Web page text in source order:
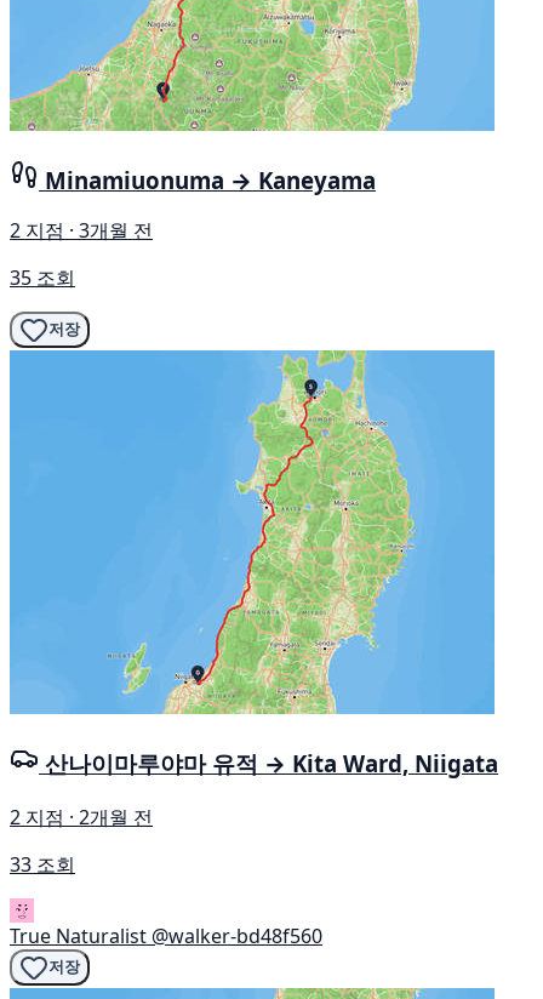
Minamiuonuma → Kaneyama
2 지점 · 3개월 전
35 조회
저장
산나이마루야마 유적 → Kita Ward, Niigata
2 지점 · 2개월 전
33 조회
True Naturalist @walker-bd48f560
저장